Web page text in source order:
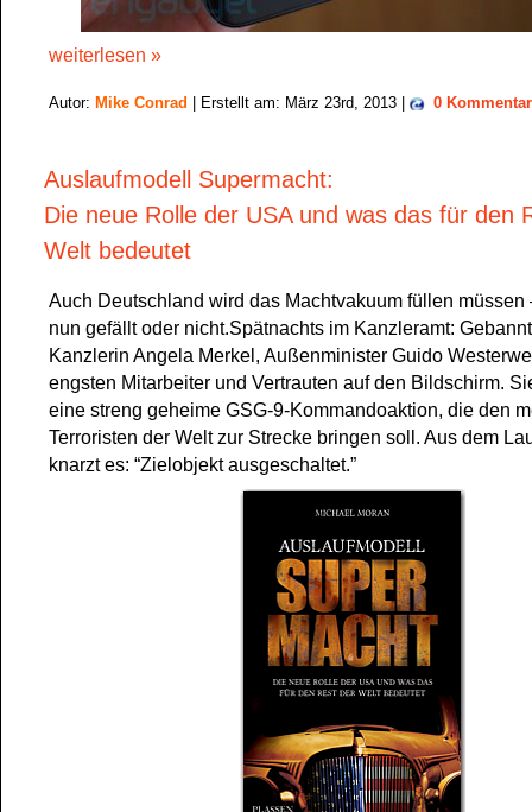
weiterlesen »
Autor: Mike Conrad | Erstellt am: März 23rd, 2013 | 0
Auslaufmodell Supermacht:
Die neue Rolle der USA und was das für den
Welt bedeutet
Auch Deutschland wird das Machtvakuum füllen müssen
nun gefällt oder nicht.Spätnachts im Kanzleramt:
Kanzlerin Angela Merkel, Außenminister Guido
engsten Mitarbeiter und Vertrauten auf den Bildschirm.
eine streng geheime GSG-9-Kommandoaktion, die den
Terroristen der Welt zur Strecke bringen soll. Aus dem
knarzt es: “Zielobjekt ausgeschaltet.”